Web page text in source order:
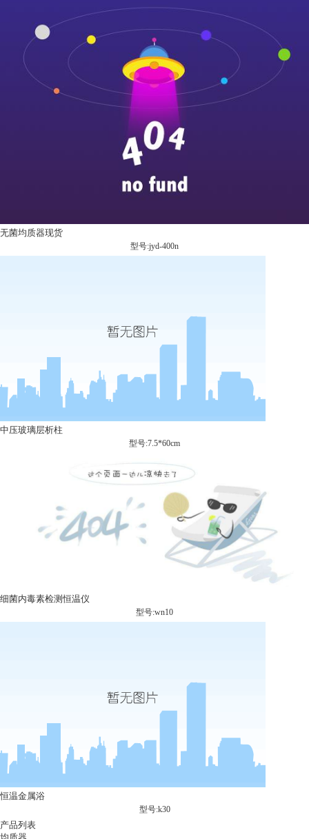
无菌均质器现货
型号:jyd-400n
中压玻璃层析柱
型号:7.5*60cm
细菌内毒素检测恒温仪
型号:wn10
恒温金属浴
型号:k30
产品列表